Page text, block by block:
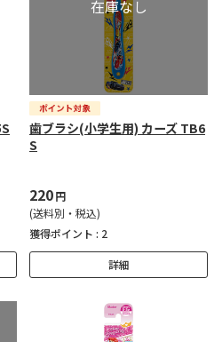
歯ブラシ(小学生用) カーズ TB6
S
220円
(送料別・税込)
獲得ポイント : 2
詳細